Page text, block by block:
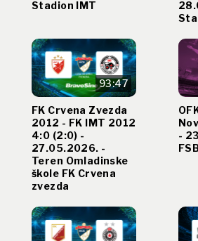
Stadion IMT
93:47
FK Crvena Zvezda
2012 - FK IMT 2012
4:0 (2:0) -
27.05.2026. -
Teren Omladinske
škole FK Crvena
zvezda
-